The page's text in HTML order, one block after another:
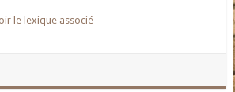
le lexique associé